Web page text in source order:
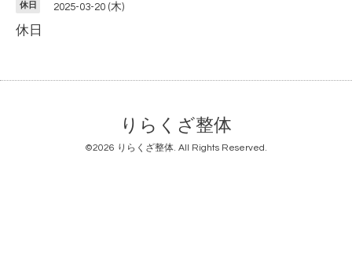
休日 2025-03-20 (木)
休日
りらくざ整体
©2026 りらくざ整体. All Rights Reserved.